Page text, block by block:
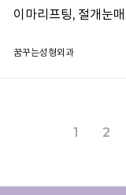
이마리프팅, 절개눈
꿈꾸는성형외과
1 2